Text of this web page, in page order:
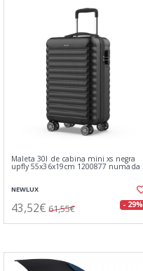
Maleta 30l de cabina mini xs negra
upfly 55x36x19cm 1200877 numada
NEWLUX
43,52€ 61,55€ - 29%